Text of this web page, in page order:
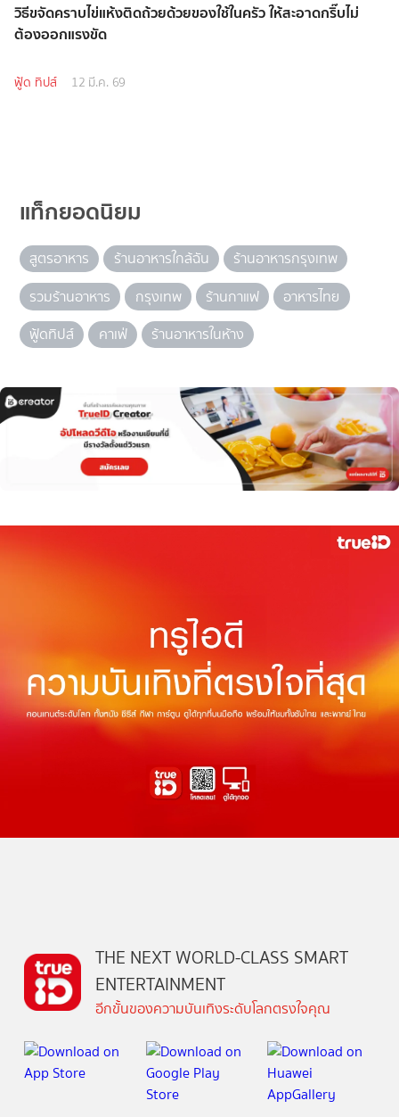
วิธีขจัดคราบไข่แห้งติดถ้วยด้วยของใช้ในครัว ให้สะอาดกริ๊บไม่
ต้องออกแรงขัด
ฟู้ด ทิปส์ 12 มี.ค. 69
แท็กยอดนิยม
สูตรอาหาร ร้านอาหารใกล้ฉัน
ร้านอาหารกรุงเทพ
รวมร้านอาหาร
กรุงเทพ ร้านกาแฟ
อาหารไทย
ฟู้ดทิปส์
คาเฟ่ ร้านอาหารในห้าง
THE NEXT WORLD-CLASS SMART
ENTERTAINMENT
อีกขั้นของความบันเทิงระดับโลกตรงใจคุณ